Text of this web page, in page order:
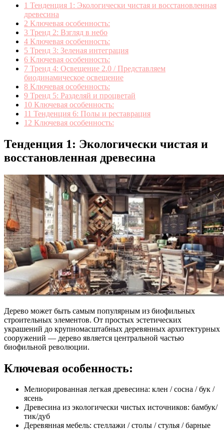
1 Тенденция 1: Экологически чистая и восстановленная
древесина
2 Ключевая особенность:
3 Тренд 2: Взгляд в небо
4 Ключевая особенность:
5 Тренд 3: Зеленая интеграция
6 Ключевая особенность:
7 Тренд 4: Освещение 2.0 / Представляем
биодинамическое освещение
8 Ключевая особенность:
9 Тренд 5: Разделяй и процветай
10 Ключевая особенность:
11 Тенденция 6: Полы и реставрация
12 Ключевая особенность:
Тенденция 1: Экологически чистая и
восстановленная древесина
Дерево может быть самым популярным из биофильных
строительных элементов. От простых эстетических
украшений до крупномасштабных деревянных архитектурных
сооружений — дерево является центральной частью
биофильной революции.
Ключевая особенность:
Мелиорированная легкая древесина: клен / сосна / бук /
ясень
Древесина из экологически чистых источников: бамбук/
тик/дуб
Деревянная мебель: стеллажи / столы / стулья / барные